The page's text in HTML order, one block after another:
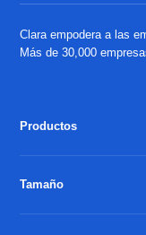
Clara empodera a las
Más de 30,000
Productos
Tamaño